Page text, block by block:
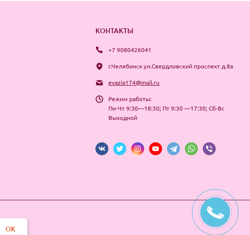
КОНТАКТЫ
+7 9080426041
г.Челябинск ул.Свердловский проспект д.8а
evazia174@mail.ru
Режим работы:
Пн-Чт 9:30—18:30; Пт 9:30 —17:30; Сб-Вс
Выходной
OK